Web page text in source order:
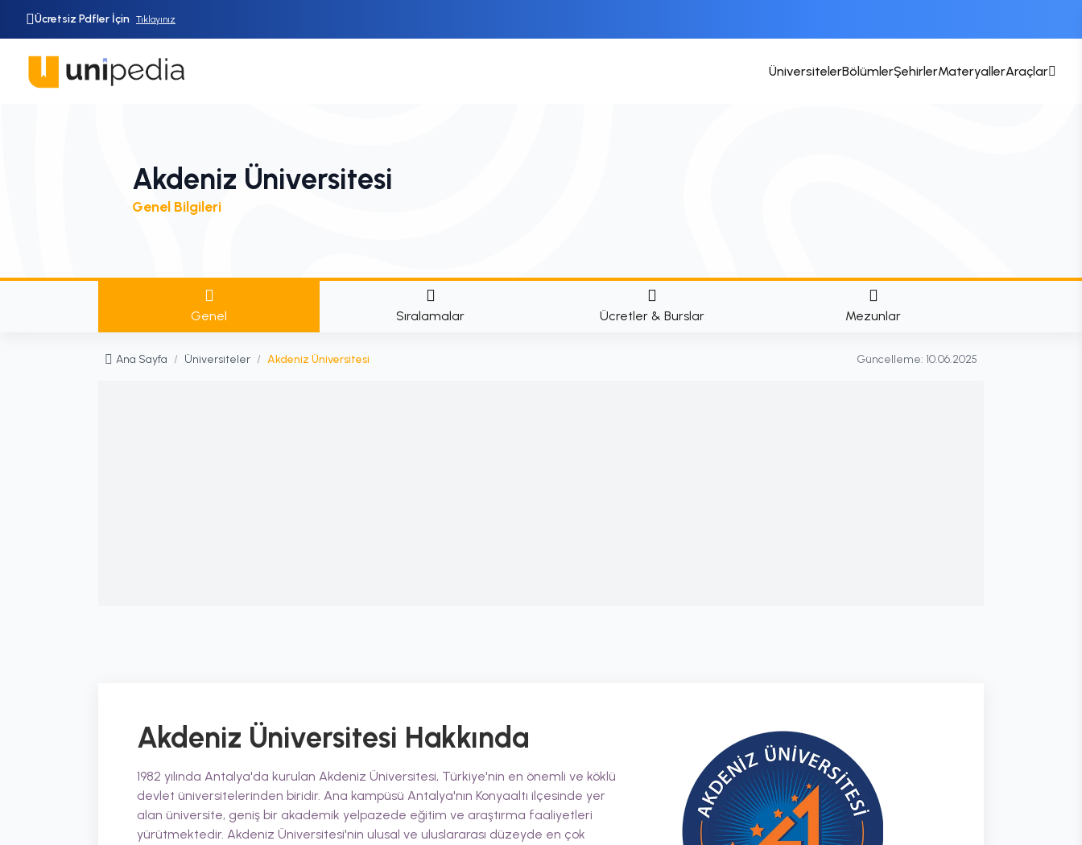
Ücretsiz Pdfler İçin Tıklayınız
ÜniversitelerBölümlerŞehirlerMateryallerAraçlar
Akdeniz Üniversitesi
Genel Bilgileri
Genel Sıralamalar Ücretler & Burslar Mezunlar
Ana Sayfa / Üniversiteler / Akdeniz Üniversitesi Güncelleme: 10.06.2025
Akdeniz Üniversitesi Hakkında
1982 yılında Antalya'da kurulan Akdeniz Üniversitesi, Türkiye'nin en önemli ve köklü
devlet üniversitelerinden biridir. Ana kampüsü Antalya'nın Konyaaltı ilçesinde yer
alan üniversite, geniş bir akademik yelpazede eğitim ve araştırma faaliyetleri
yürütmektedir. Akdeniz Üniversitesi'nin ulusal ve uluslararası düzeyde en çok